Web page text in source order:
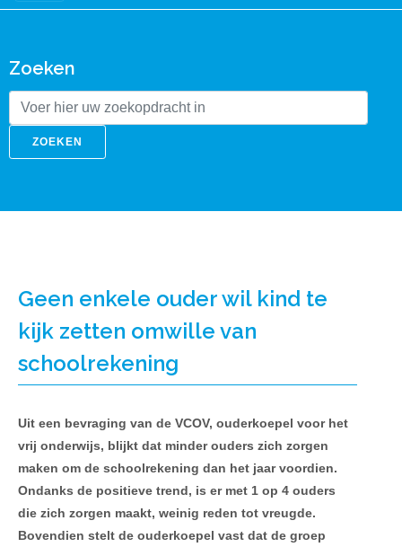
Zoeken
ZOEKEN
Geen enkele ouder wil kind te
kijk zetten omwille van
schoolrekening
Uit een bevraging van de VCOV, ouderkoepel voor het
vrij onderwijs, blijkt dat minder ouders zich zorgen
maken om de schoolrekening dan het jaar voordien.
Ondanks de positieve trend, is er met 1 op 4 ouders
die zich zorgen maakt, weinig reden tot vreugde.
Bovendien stelt de ouderkoepel vast dat de groep